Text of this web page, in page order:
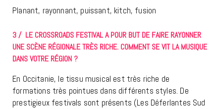
Planant, rayonnant, puissant, kitch, fusion
3 / LE CROSSROADS FESTIVAL A POUR BUT DE FAIRE RAYONNER
UNE SCÈNE RÉGIONALE TRÈS RICHE. COMMENT SE VIT LA MUSIQUE
DANS VOTRE RÉGION ?
En Occitanie, le tissu musical est très riche de
formations très pointues dans différents styles. De
prestigieux festivals sont présents (Les Déferlantes Sud